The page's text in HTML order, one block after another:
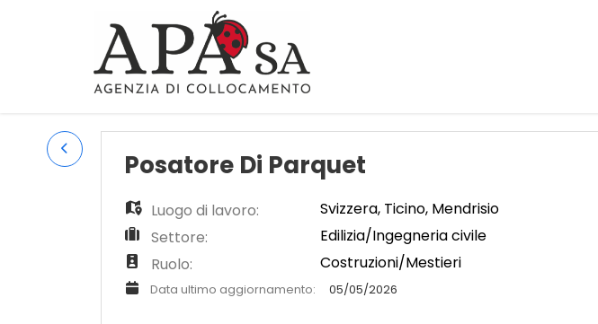
Posatore Di Parquet
Luogo di lavoro: Svizzera, Ticino, Mendrisio
Settore:
Edilizia/Ingegneria civile
Ruolo:
Costruzioni/Mestieri
Data ultimo aggiornamento: 05/05/2026